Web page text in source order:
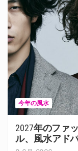
今年の風水
2027年のファ
ル、風水アド